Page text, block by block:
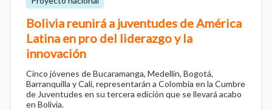
Bolivia reunirá a juventudes de América
Latina en pro del liderazgo y la
innovación
Cinco jóvenes de Bucaramanga, Medellín, Bogotá,
Barranquilla y Cali, representarán a Colombia en la Cumbre
de Juventudes en su tercera edición que se llevará acabo
en Bolivia.